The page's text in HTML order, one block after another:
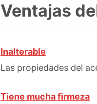
Ventajas
Inalterable
Las propiedades del
Tiene mucha firmeza